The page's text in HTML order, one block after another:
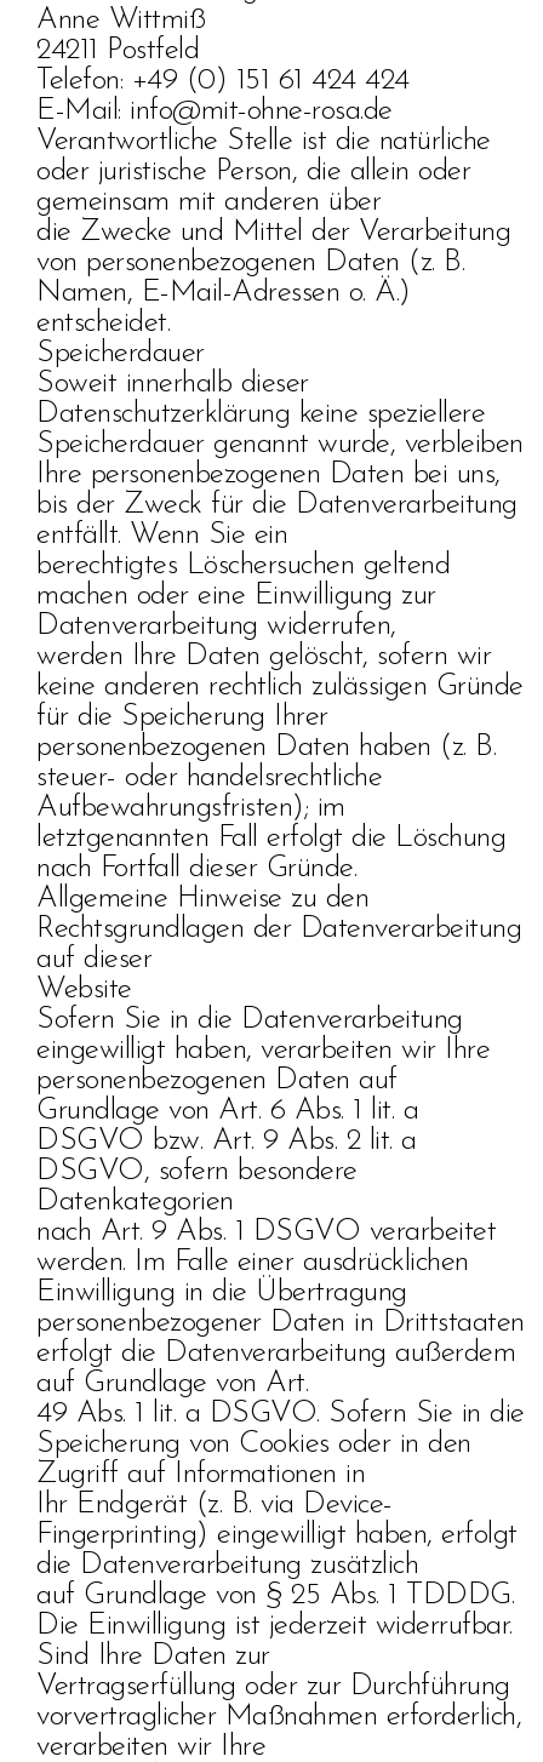
Anne Wittmiß
24211 Postfeld
Telefon: +49 (0) 151 61 424 424
E-Mail: info@mit-ohne-rosa.de
Verantwortliche Stelle ist die natürliche
oder juristische Person, die allein oder
gemeinsam mit anderen über
die Zwecke und Mittel der Verarbeitung
von personenbezogenen Daten (z. B.
Namen, E-Mail-Adressen o. Ä.)
entscheidet.
Speicherdauer
Soweit innerhalb dieser
Datenschutzerklärung keine speziellere
Speicherdauer genannt wurde, verbleiben
Ihre personenbezogenen Daten bei uns,
bis der Zweck für die Datenverarbeitung
entfällt. Wenn Sie ein
berechtigtes Löschersuchen geltend
machen oder eine Einwilligung zur
Datenverarbeitung widerrufen,
werden Ihre Daten gelöscht, sofern wir
keine anderen rechtlich zulässigen Gründe
für die Speicherung Ihrer
personenbezogenen Daten haben (z. B.
steuer- oder handelsrechtliche
Aufbewahrungsfristen); im
letztgenannten Fall erfolgt die Löschung
nach Fortfall dieser Gründe.
Allgemeine Hinweise zu den
Rechtsgrundlagen der Datenverarbeitung
auf dieser
Website
Sofern Sie in die Datenverarbeitung
eingewilligt haben, verarbeiten wir Ihre
personenbezogenen Daten auf
Grundlage von Art. 6 Abs. 1 lit. a
DSGVO bzw. Art. 9 Abs. 2 lit. a
DSGVO, sofern besondere
Datenkategorien
nach Art. 9 Abs. 1 DSGVO verarbeitet
werden. Im Falle einer ausdrücklichen
Einwilligung in die Übertragung
personenbezogener Daten in Drittstaaten
erfolgt die Datenverarbeitung außerdem
auf Grundlage von Art.
49 Abs. 1 lit. a DSGVO. Sofern Sie in die
Speicherung von Cookies oder in den
Zugriff auf Informationen in
Ihr Endgerät (z. B. via Device-
Fingerprinting) eingewilligt haben, erfolgt
die Datenverarbeitung zusätzlich
auf Grundlage von § 25 Abs. 1 TDDDG.
Die Einwilligung ist jederzeit widerrufbar.
Sind Ihre Daten zur
Vertragserfüllung oder zur Durchführung
vorvertraglicher Maßnahmen erforderlich,
verarbeiten wir Ihre